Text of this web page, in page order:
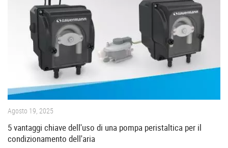
Agosto 19, 2025
5 vantaggi chiave dell'uso di una pompa peristaltica per il
condizionamento dell'aria